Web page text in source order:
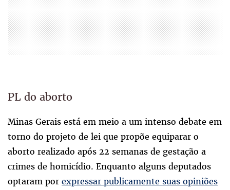
PL do aborto
Minas Gerais está em meio a um intenso debate em
torno do projeto de lei que propõe equiparar o
aborto realizado após 22 semanas de gestação a
crimes de homicídio. Enquanto alguns deputados
optaram por expressar publicamente suas opiniões